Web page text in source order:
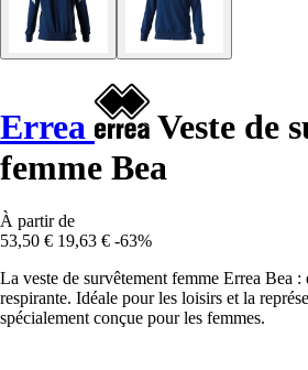
Errea
Veste de
femme Bea
À partir de
53,50 € 19,63 € -63%
La veste de survêtement femme Errea Bea
respirante. Idéale pour les loisirs et la
spécialement conçue pour les femmes.